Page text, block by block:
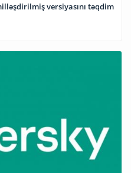
versiyasını təqdim